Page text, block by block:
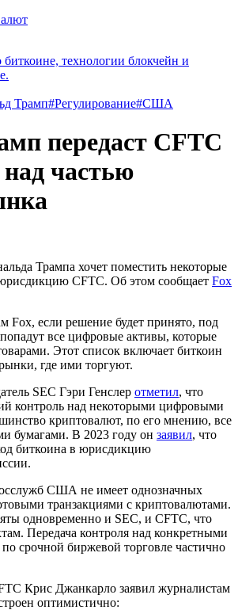
технологии блокчейн и
Трамп#Регулирование#США
передаст CFTC
частью
Трампа хочет поместить некоторые
CFTC. Об этом сообщает Fox
Fox, если решение будет принято, под
все цифровые активы, которые
Этот список включает биткоин
где ими торгуют.
SEC Гэри Генслер отметил, что
контроль над некоторыми цифровыми
криптовалют, по его мнению, все
бумагами. В 2023 году он заявил, что
биткоина в юрисдикцию
США не имеет однозначных
транзакциями с криптовалютами.
одновременно и SEC, и CFTC, что
Передача контроля над конкретными
срочной биржевой торговле частично
Крис Джанкарло заявил журналистам
оптимистично: